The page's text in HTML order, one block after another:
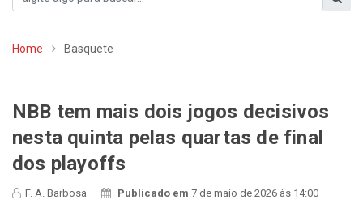
Home Basquete
NBB tem mais dois jogos decisivos
nesta quinta pelas quartas de final
dos playoffs
F. A. Barbosa Publicado em7 de maio de 2026 às 14:00